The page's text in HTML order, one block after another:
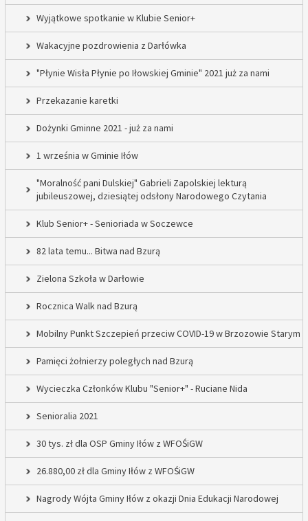
Wyjątkowe spotkanie w Klubie Senior+
Wakacyjne pozdrowienia z Darłówka
"Płynie Wisła Płynie po Iłowskiej Gminie" 2021 już za nami
Przekazanie karetki
Dożynki Gminne 2021 - już za nami
1 września w Gminie Iłów
"Moralność pani Dulskiej" Gabrieli Zapolskiej lekturą
jubileuszowej, dziesiątej odsłony Narodowego Czytania
Klub Senior+ - Senioriada w Soczewce
82 lata temu... Bitwa nad Bzurą
Zielona Szkoła w Darłowie
Rocznica Walk nad Bzurą
Mobilny Punkt Szczepień przeciw COVID-19 w Brzozowie Starym
Pamięci żołnierzy poległych nad Bzurą
Wycieczka Członków Klubu "Senior+" - Ruciane Nida
Senioralia 2021
30 tys. zł dla OSP Gminy Iłów z WFOŚiGW
26.880,00 zł dla Gminy Iłów z WFOŚiGW
Nagrody Wójta Gminy Iłów z okazji Dnia Edukacji Narodowej